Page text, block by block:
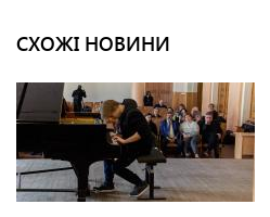
СХОЖІ НОВИНИ